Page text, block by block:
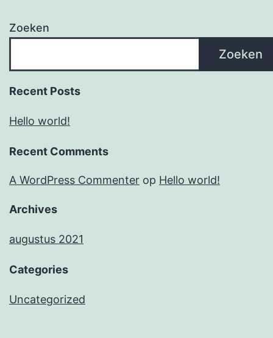
Zoeken
Zoeken
Recent Posts
Hello world!
Recent Comments
A WordPress Commenter op Hello world!
Archives
augustus 2021
Categories
Uncategorized